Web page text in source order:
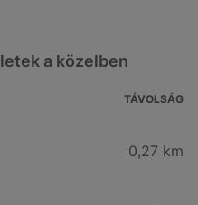
a közelben
TÁVOLSÁG
0,27 km